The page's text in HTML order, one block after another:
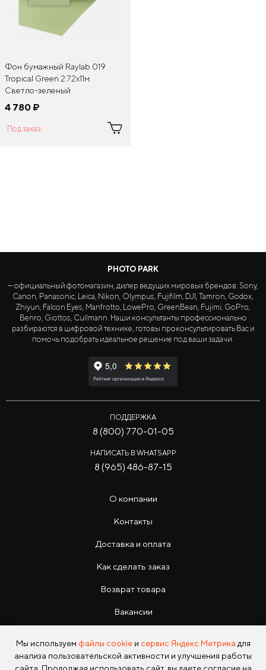
Фон бумажный Raylab 019
Tropical Green 2.72x11м.
Светло-зеленый
4 780 ¤
Под заказ
PHOTO PARK
— официальный фотомагазин, дилер ведущих мировых брендов: Sony,
Canon, Panasonic, Leica, Nikon, Olympus, Fujifilm, DJI, Tamron, Godox,
Zhiyun, Falcon Eyes, Manfrotto, LowePro, GreenBean, Fujimi, GoPro,
Benro, Giottos, Cullmann. Наши консультанты профессионально
разбираются в цифровой технике, готовы проконсультировать Вас и
помочь подобрать идеальное решение под ваши задачи.
ПОДДЕРЖКА
8 (800) 770-01-05
НАПИСАТЬ В WHATSAPP
8 (965) 486-87-15
О компании
Контакты
Доставка и оплата
Как сделать заказ
Возврат товара
Вакансии
Мы используем файлы cookieи сервис Яндекс.Метрика для
анализа пользовательской активности и улучшения работы